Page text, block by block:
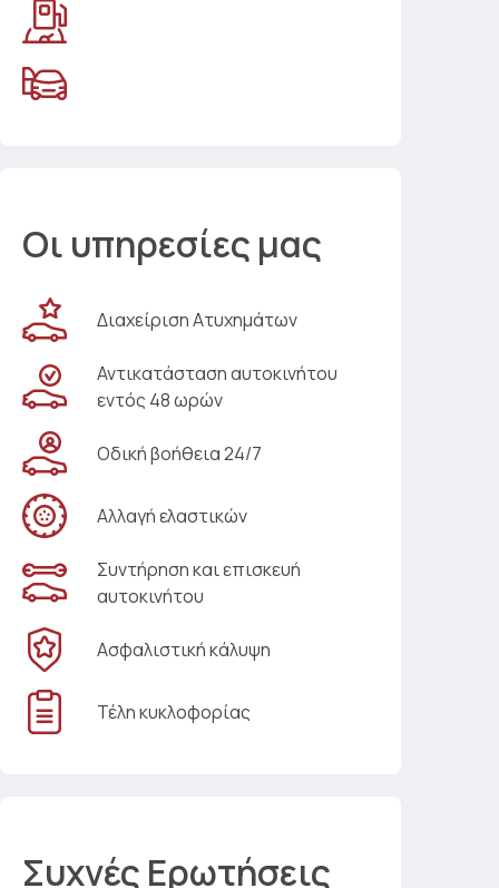
Οι υπηρεσίες μας
Διαχείριση Ατυχημάτων
Αντικατάσταση αυτοκινήτου
εντός 48 ωρών
Οδική βοήθεια 24/7
Αλλαγή ελαστικών
Συντήρηση και επισκευή
αυτοκινήτου
Ασφαλιστική κάλυψη
Τέλη κυκλοφορίας
Συχνές Ερωτήσεις